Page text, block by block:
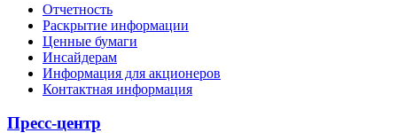
Отчетность
Раскрытие информации
Ценные бумаги
Инсайдерам
Информация для акционеров
Контактная информация
Пресс-центр